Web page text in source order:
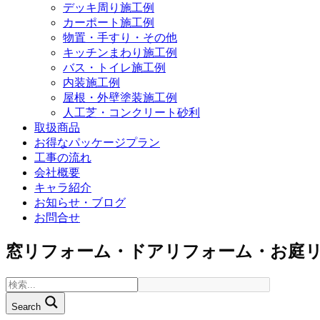
デッキ周り施工例
カーポート施工例
物置・手すり・その他
キッチンまわり施工例
バス・トイレ施工例
内装施工例
屋根・外壁塗装施工例
人工芝・コンクリート砂利
取扱商品
お得なパッケージプラン
工事の流れ
会社概要
キャラ紹介
お知らせ・ブログ
お問合せ
窓リフォーム・ドアリフォーム・お庭
Search